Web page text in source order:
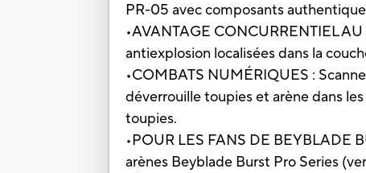
PR-05 avec composants
•AVANTAGE CONCURRENTIEL
antiexplosion localisées dans la
•COMBATS NUMÉRIQUES :
déverrouille toupies et arène dans
toupies.
•POUR LES FANS DE BEYBLADE
arènes Beyblade Burst Pro Series